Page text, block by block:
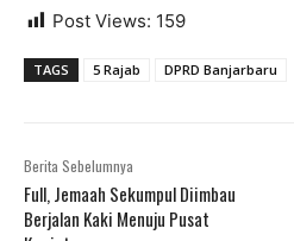
Post Views: 159
TAGS 5 Rajab DPRD Banjarbaru
Berita Sebelumnya
Full, Jemaah Sekumpul Diimbau
Berjalan Kaki Menuju Pusat